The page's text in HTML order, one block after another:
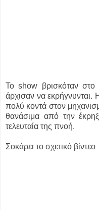
Το show βρισκόταν στο
άρχισαν να εκρήγνυνται.
πολύ κοντά στον
θανάσιμα από την
τελευταία της πνοή.
Σοκάρει το σχετικό βίντεο